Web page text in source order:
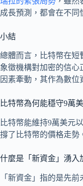
成長預測，都會在不同
小結
總體而言，比特幣在短
象徵機構對加密的信
因素牽動，其作為數位
比特幣為何能穩守9萬
比特幣能維持9萬美元
撐了比特幣的價格走勢
什麼是「新資金」湧入
「新資金」指的是先